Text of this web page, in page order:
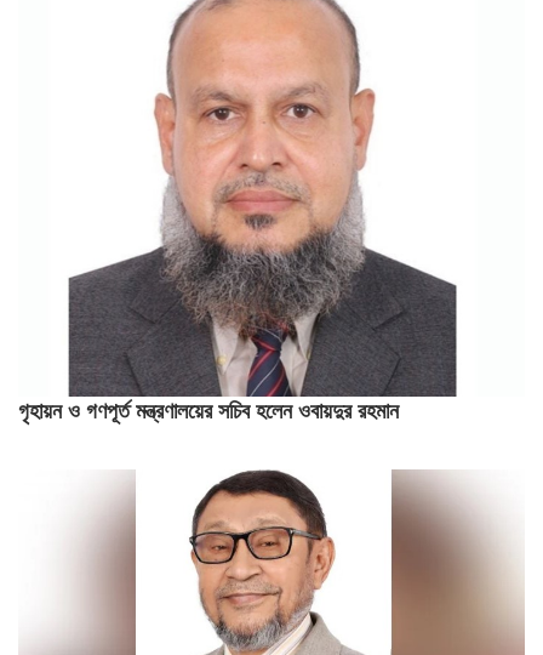
গৃহায়ন ও গণপূর্ত মন্ত্রণালয়ের সচিব হলেন ওবায়দুর রহমান